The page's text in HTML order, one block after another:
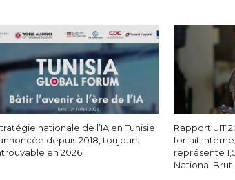
nationale de l’IA en Tunisie
depuis 2018, toujours
en 2026
Rapport UIT
forfait
représente
National